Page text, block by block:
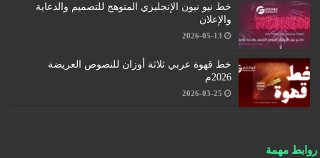
خط نيو نيون الإنجليزي المتوهج للتصميم والدعاية
والإعلان
2026-05-13
خط قهوة عربي ثلاثة أوزان للنصوص العريضة
2026م
2026-03-25
روابط مهمة